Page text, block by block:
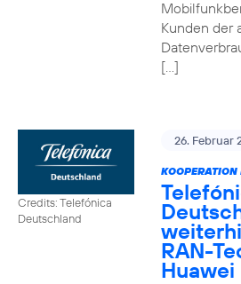
Kunden der
[…]
Credits: Telefónica
Deutschland
26. Februar
RAN-
Huawei